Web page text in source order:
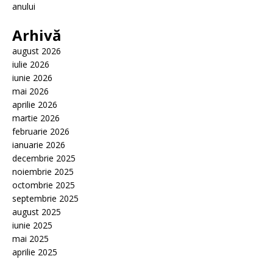
anului
Arhivă
august 2026
iulie 2026
iunie 2026
mai 2026
aprilie 2026
martie 2026
februarie 2026
ianuarie 2026
decembrie 2025
noiembrie 2025
octombrie 2025
septembrie 2025
august 2025
iunie 2025
mai 2025
aprilie 2025